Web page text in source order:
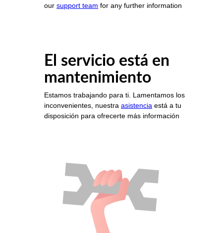
our support team for any further information
El servicio está en
mantenimiento
Estamos trabajando para ti. Lamentamos los
inconvenientes, nuestra asistencia está a tu
disposición para ofrecerte más información